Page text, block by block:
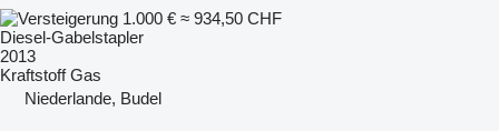
1.000 € ≈ 934,50 CHF
Diesel-Gabelstapler
2013
Kraftstoff Gas
Niederlande, Budel